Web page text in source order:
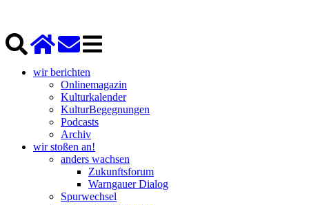
wir berichten
Onlinemagazin
Kulturkalender
KulturBegegnungen
Podcasts
Archiv
wir stoßen an!
anders wachsen
Zukunftsforum
Warngauer Dialog
Spurwechsel